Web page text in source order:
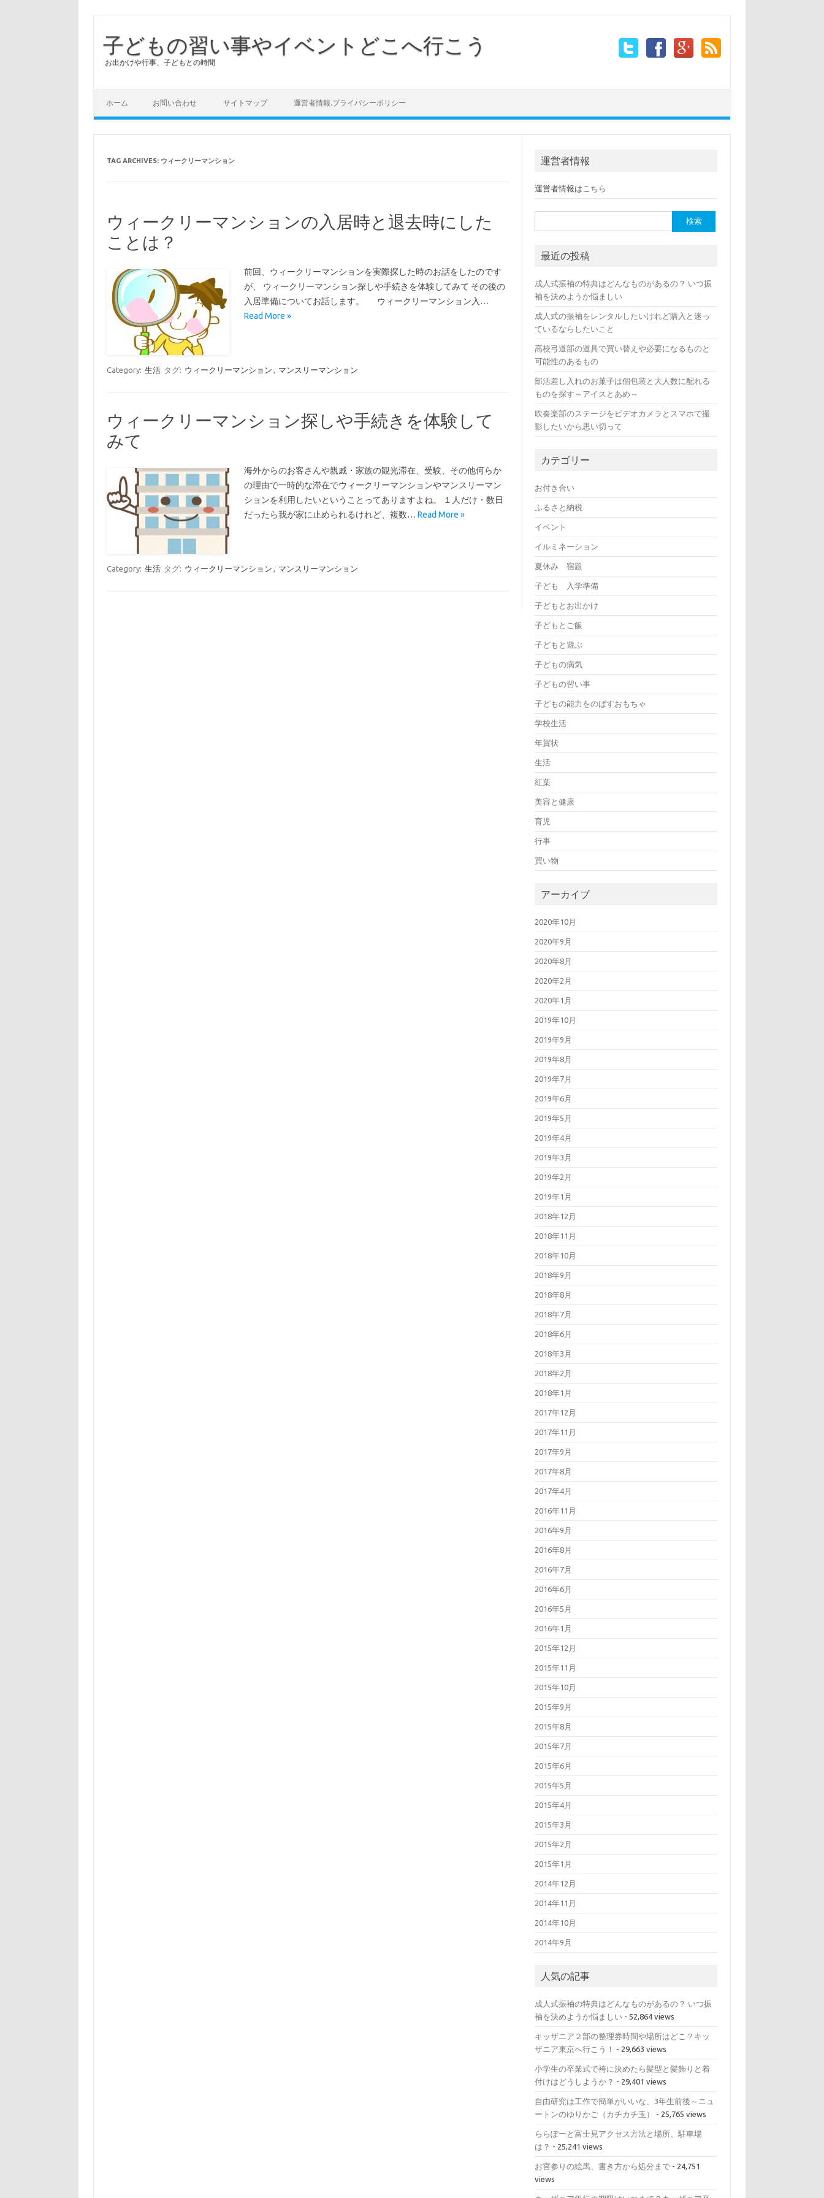
子どもの習い事やイベントどこへ行こう
お出かけや行事、子どもとの時間
ホーム お問い合わせ サイトマップ 運営者情報.プライバシーポリシー
TAG ARCHIVES: ウィークリーマンション
ウィークリーマンションの入居時と退去時にした
ことは？
前回、ウィークリーマンションを実際探した時のお話をしたのです
が、 ウィークリーマンション探しや手続きを体験してみて その後の
入居準備についてお話します。 ウィークリーマンション入…
Read More »
Category: 生活 タグ: ウィークリーマンション , マンスリーマンション
ウィークリーマンション探しや手続きを体験して
みて
海外からのお客さんや親戚・家族の観光滞在、受験、その他何らか
の理由で一時的な滞在でウィークリーマンションやマンスリーマン
ションを利用したいということってありますよね。 １人だけ・数日
だったら我が家に止められるけれど、複数… Read More »
Category: 生活 タグ: ウィークリーマンション , マンスリーマンション
運営者情報
運営者情報は こちら
最近の投稿
成人式振袖の特典はどんなものがあるの？ いつ振
袖を決めようか悩ましい
成人式の振袖をレンタルしたいけれど購入と迷っ
ているならしたいこと
高校弓道部の道具で買い替えや必要になるものと
可能性のあるもの
部活差し入れのお菓子は個包装と大人数に配れる
ものを探す～アイスとあめ～
吹奏楽部のステージをビデオカメラとスマホで撮
影したいから思い切って
カテゴリー
お付き合い
ふるさと納税
イベント
イルミネーション
夏休み 宿題
子ども 入学準備
子どもとお出かけ
子どもとご飯
子どもと遊ぶ
子どもの病気
子どもの習い事
子どもの能力をのばすおもちゃ
学校生活
年賀状
生活
紅葉
美容と健康
育児
行事
買い物
アーカイブ
2020年10月
2020年9月
2020年8月
2020年2月
2020年1月
2019年10月
2019年9月
2019年8月
2019年7月
2019年6月
2019年5月
2019年4月
2019年3月
2019年2月
2019年1月
2018年12月
2018年11月
2018年10月
2018年9月
2018年8月
2018年7月
2018年6月
2018年3月
2018年2月
2018年1月
2017年12月
2017年11月
2017年9月
2017年8月
2017年4月
2016年11月
2016年9月
2016年8月
2016年7月
2016年6月
2016年5月
2016年1月
2015年12月
2015年11月
2015年10月
2015年9月
2015年8月
2015年7月
2015年6月
2015年5月
2015年4月
2015年3月
2015年2月
2015年1月
2014年12月
2014年11月
2014年10月
2014年9月
人気の記事
成人式振袖の特典はどんなものがあるの？ いつ振
袖を決めようか悩ましい - 52,864 views
キッザニア２部の整理券時間や場所はどこ？キッ
ザニア東京へ行こう！
- 29,663 views
小学生の卒業式で袴に決めたら髪型と髪飾りと着
付けはどうしようか？ - 29,401 views
自由研究は工作で簡単がいいな、3年生前後～ニュ
ートンのゆりかご（カチカチ玉）
- 25,765 views
ららぽーと富士見アクセス方法と場所、駐車場
は？ - 25,241 views
お宮参りの絵馬、書き方から処分まで - 24,751
views